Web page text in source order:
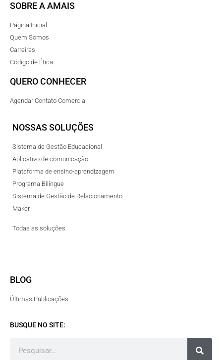
SOBRE A AMAIS
Página Inicial
Quem Somos
Carreiras
Código de Ética
QUERO CONHECER
Agendar Contato Comercial
NOSSAS SOLUÇÕES
Sistema de Gestão Educacional
Aplicativo de comunicação
Plataforma de ensino-aprendizagem
Programa Bilíngue
Sistema de Gestão de Relacionamento
Maker
Todas as soluções
BLOG
Últimas Publicações
BUSQUE NO SITE: